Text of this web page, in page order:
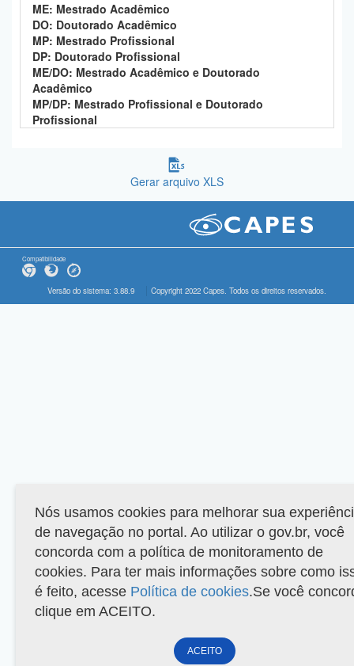
ME: Mestrado Acadêmico
DO: Doutorado Acadêmico
MP: Mestrado Profissional
DP: Doutorado Profissional
ME/DO: Mestrado Acadêmico e Doutorado
Acadêmico
MP/DP: Mestrado Profissional e Doutorado
Profissional
Gerar arquivo XLS
Compatibilidade
Versão do sistema: 3.88.9 Copyright 2022 Capes. Todos os direitos reservados.
Nós usamos cookies para melhorar sua
de navegação no portal. Ao utilizar o gov.br, você
concorda com a política de monitoramento de
cookies. Para ter mais informações sobre como
é feito, acesse Política de cookies.Se você
clique em ACEITO.
ACEITO